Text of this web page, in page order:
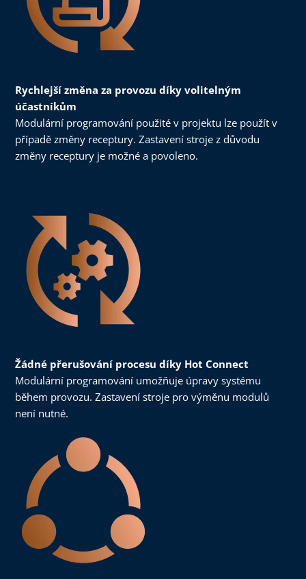
Rychlejší změna za provozu díky volitelným
účastníkům
Modulární programování použité v projektu lze použít v
případě změny receptury. Zastavení stroje z důvodu
změny receptury je možné a povoleno.
Žádné přerušování procesu díky Hot Connect
Modulární programování umožňuje úpravy systému
během provozu. Zastavení stroje pro výměnu modulů
není nutné.